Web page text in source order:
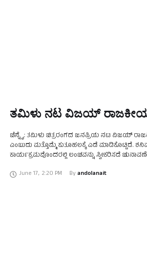
ತಮಿಳು ನಟ ವಿಜಯ್ ರಾಜಕೀಯ
ಚೆನ್ನೈ: ತಮಿಳು ಚಿತ್ರರಂಗದ ಜನಪ್ರಿಯ ನಟ ವಿಜಯ್
ಎಂಬುದು ಮತ್ತೊಮ್ಮೆ ಕುತೂಹಲಕ್ಕೆ ಎಡೆ ಮಾಡಿಕೊಟ್ಟಿದೆ.
ಕಾರ್ಯಕ್ರಮವೊಂದರಲ್ಲಿ ಲಂಚವನ್ನು ಸ್ವೀಕರಿಸದೆ
ಚರ್ಚೆಗೆ ಕಾರಣವಾಗಿದೆ. …
June 17, 2:20 PM By andolanait